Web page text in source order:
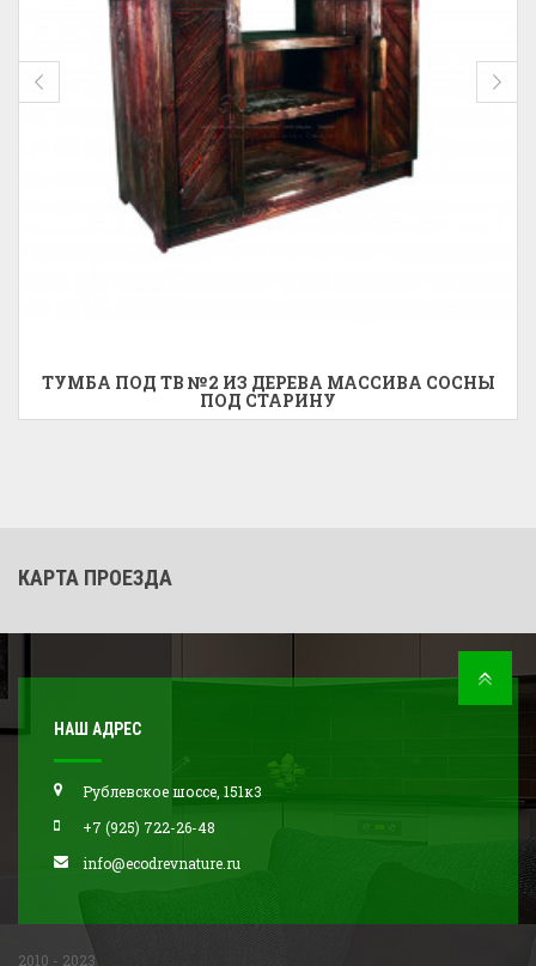
ТУМБА ПОД ТВ №2 ИЗ ДЕРЕВА МАССИВА СОСНЫ
ПОД СТАРИНУ
КАРТА ПРОЕЗДА
НАШ АДРЕС
Рублевское шоссе, 151к3
+7 (925) 722-26-48
info@ecodrevnature.ru
2010 - 2023